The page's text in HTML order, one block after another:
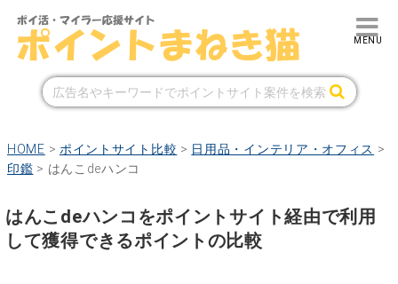
HOME > ポイントサイト比較 > 日用品・インテリア・オフィス >
印鑑 > はんこdeハンコ
はんこdeハンコをポイントサイト経由で利用
して獲得できるポイントの比較